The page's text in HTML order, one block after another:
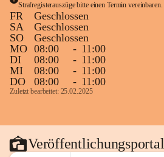
Strafregisterauszüge bitte einen Termin vereinbaren.
FR
Geschlossen
SA
Geschlossen
SO
Geschlossen
MO 08:00 - 11:00
DI
08:00 - 11:00
MI
08:00 - 11:00
DO
08:00 - 11:00
Zuletzt bearbeitet: 25.02.2025
Veröffentlichungsportal